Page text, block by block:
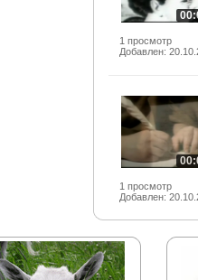
1 просмотр
Добавлен:
1 просмотр
Добавлен: